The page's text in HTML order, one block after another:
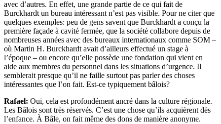
avec d’autres. En effet, une grande partie de ce qui fait de
Burckhardt un bureau intéressant n’est pas visible. Pour ne citer que
quelques exemples: peu de gens savent que Burckhardt a conçu la
première façade à cavité fermée, que la société collabore depuis de
nombreuses années avec des bureaux internationaux comme SOM –
où Martin H. Burckhardt avait d’ailleurs effectué un stage à
l’époque – ou encore qu’elle possède une fondation qui vient en
aide aux membres du personnel dans les situations d’urgence. Il
semblerait presque qu’il ne faille surtout pas parler des choses
intéressantes que l’on fait. Est-ce typiquement bâlois?
Rafael: Oui, cela est profondément ancré dans la culture régionale.
Les Bâlois sont très réservés. C’est une chose qu’ils acquièrent dès
l’enfance. À Bâle, on fait même des dons de manière anonyme.